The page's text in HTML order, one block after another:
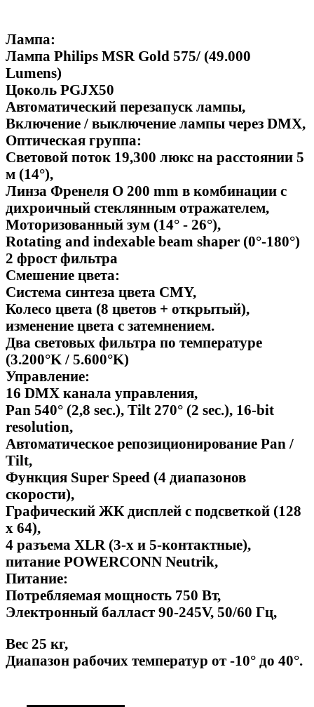
Лампа:
Лампа Philips MSR Gold 575/ (49.000
Lumens)
Цоколь PGJX50
Автоматический перезапуск лампы,
Включение / выключение лампы через DMX,
Оптическая группа:
Световой поток 19,300 люкс на расстоянии 5
м (14°),
Линза Френеля O 200 mm в комбинации с
дихроичный стеклянным отражателем,
Моторизованный зум (14° - 26°),
Rotating and indexable beam shaper (0°-180°)
2 фрост фильтра
Смешение цвета:
Система синтеза цвета CMY,
Колесо цвета (8 цветов + открытый),
изменение цвета с затемнением.
Два световых фильтра по температуре
(3.200°K / 5.600°K)
Управление:
16 DMX канала управления,
Pan 540° (2,8 sec.), Tilt 270° (2 sec.), 16-bit
resolution,
Автоматическое репозиционирование Pan /
Tilt,
Функция Super Speed (4 диапазонов
скорости),
Графический ЖК дисплей с подсветкой (128
х 64),
4 разъема XLR (3-х и 5-контактные),
питание POWERCONN Neutrik,
Питание:
Потребляемая мощность 750 Вт,
Электронный балласт 90-245V, 50/60 Гц,
Вес 25 кг,
Диапазон рабочих температур от -10° до 40°.